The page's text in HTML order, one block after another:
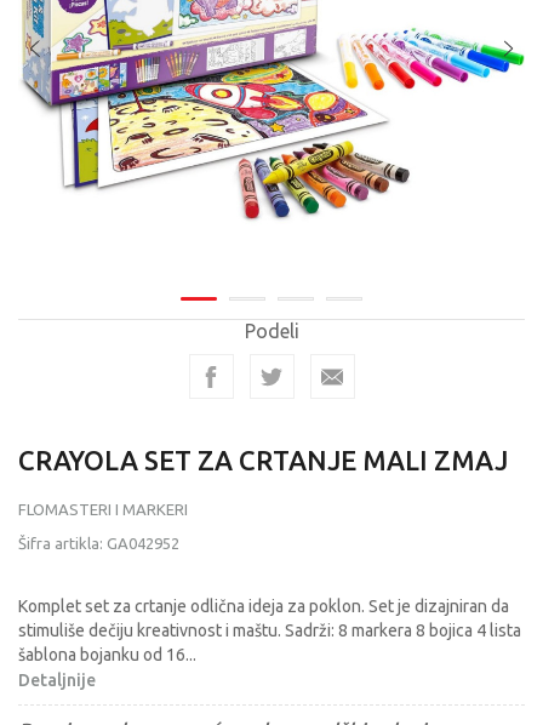
Podeli
CRAYOLA SET ZA CRTANJE MALI ZMAJ
FLOMASTERI I MARKERI
Šifra artikla: GA042952
Komplet set za crtanje odlična ideja za poklon. Set je dizajniran da
stimuliše dečiju kreativnost i maštu. Sadrži: 8 markera 8 bojica 4 lista
šablona bojanku od 16...
Detaljnije